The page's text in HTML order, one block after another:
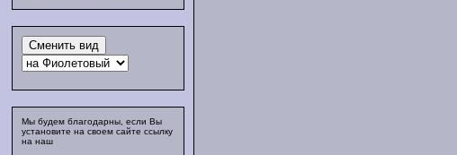
Мы будем благодарны, если Вы
установите на своем сайте ссылку
на наш